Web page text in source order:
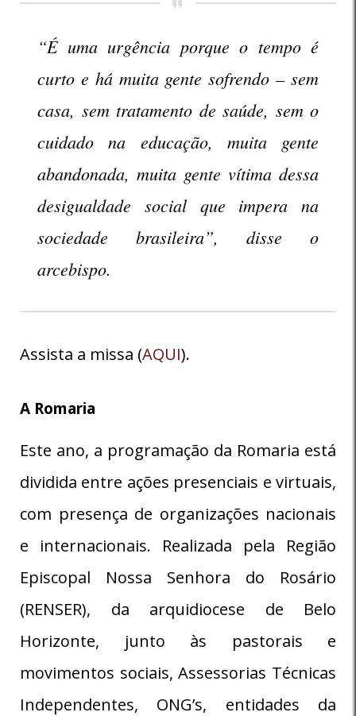
“É uma urgência porque o tempo é
curto e há muita gente sofrendo – sem
casa, sem tratamento de saúde, sem o
cuidado na educação, muita gente
abandonada, muita gente vítima dessa
desigualdade social que impera na
sociedade brasileira”, disse o
arcebispo.
Assista a missa (AQUI).
A Romaria
Este ano, a programação da Romaria está
dividida entre ações presenciais e virtuais,
com presença de organizações nacionais
e internacionais. Realizada pela Região
Episcopal Nossa Senhora do Rosário
(RENSER), da arquidiocese de Belo
Horizonte, junto às pastorais e
movimentos sociais, Assessorias Técnicas
Independentes, ONG’s, entidades da